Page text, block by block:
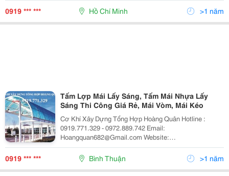
Uy Tín - Chất Lượng - Chúng Tôi Chuyên Thiết Kế Thi
Công Mái Hiên Các Loại Tậ
0919 *** *** Hồ Chí Minh >1 năm
Tấm Lợp Mái Lấy Sáng, Tấm Mái Nhựa Lấy
Sáng Thi Công Giá Rẻ, Mái Vòm, Mái Kéo
Cơ Khí Xây Dựng Tổng Hợp Hoàng Quân Hotline :
0919.771.329 - 0972.889.742 Email:
Hoangquan682@Gmail.com Website:
Https://Sites.google.com/Site/Maichexep/ Tận Tâm -
Uy Tín - Chất Lượng - Chúng Tôi Chuyên Thiết Kế Thi
Công Mái Hiên Các Loại Tậ
0919 *** *** Bình Thuận >1 năm